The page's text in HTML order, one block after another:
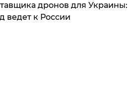
дронов для Украины:
ведет к России